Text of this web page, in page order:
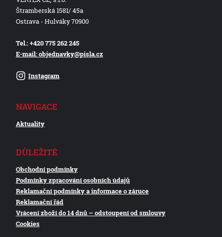
Štramberská 1581/ 45a
Ostrava - Hulváky 70900
Tel.: +420 775 262 245
E-mail: objednavky@pisla.cz
Instagram
NAVIGACE
Aktuality
DŮLEŽITÉ
Obchodní podmínky
Podmínky zpracování osobních údajů
Reklamační podmínky a informace o záruce
Reklamační řád
Vrácení zboží do 14 dnů – odstoupení od smlouvy
Cookies